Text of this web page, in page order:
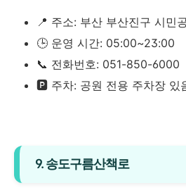
📍 주소: 부산 부산진구 시민
🕒 운영 시간: 05:00~23:00
📞 전화번호: 051-850-6000
🅿️ 주차: 공원 전용 주차장 있
9. 송도구름산책로